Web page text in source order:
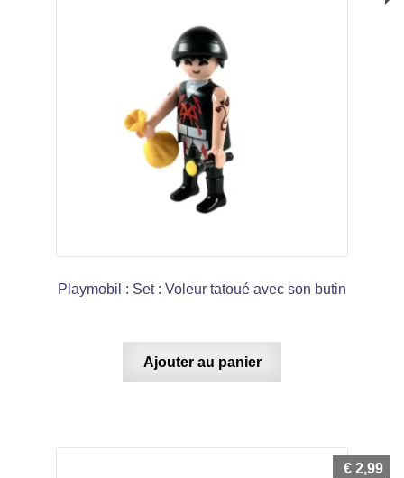
Playmobil : Set : Voleur tatoué avec son butin
Ajouter au panier
€ 2,99